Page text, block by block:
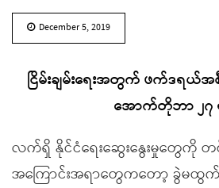
December 5, 2019
ငြိမ်းချမ်းရေးအတွက် ဖက်ဒရယ်အ
အောက်တိုဘာ ၂
လက်ရှိ နိုင်ငံရေးဆွေးနွေးမှုတွေကို
အကြောင်းအရာတွေကတော့ ခွဲမထွ